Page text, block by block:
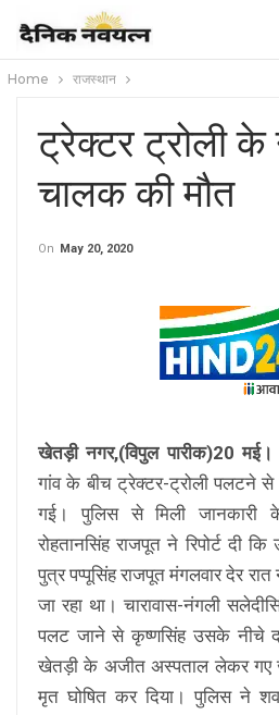
Home राजस्थान
ट्रेक्टर ट्रोली
चालक की मौत
On May 20, 2020
खेतड़ी नगर,(विपुल पारीक)20 मई।
गांव के बीच ट्रेक्टर-ट्रोली पलटने
गई। पुलिस से मिली जानकारी
रोहतानसिंह राजपूत ने रिपोर्ट दी
पुत्र पप्पूसिंह राजपूत मंगलवार देर
जा रहा था। चारावास-नंगली
पलट जाने से कृष्णसिंह उसके नीचे
खेतड़ी के अजीत अस्पताल लेकर गए
मृत घोषित कर दिया। पुलिस ने शव